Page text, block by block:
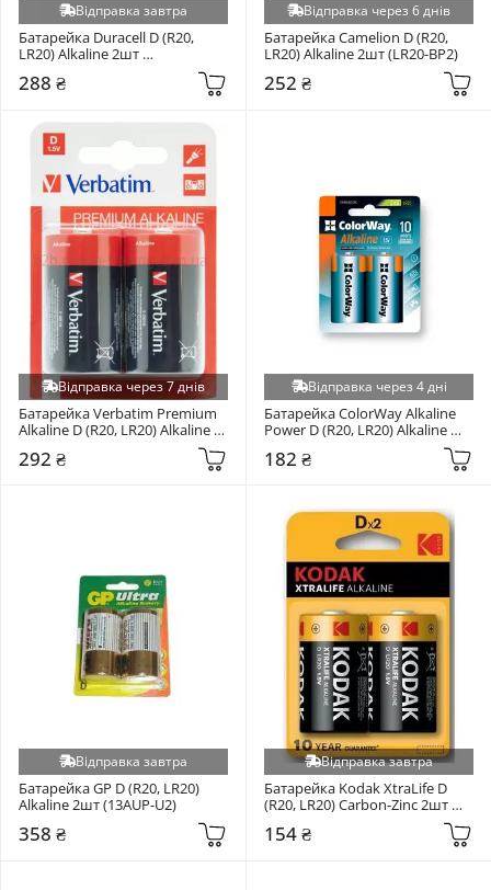
Відправка завтра
Батарейка Duracell D (R20,
LR20) Alkaline 2шт
(5000394052512 / 81483648)
288 ₴
Відправка через 6 днів
Батарейка Camelion D (R20,
LR20) Alkaline 2шт (LR20-BP2)
252 ₴
Відправка через 7 днів
Батарейка Verbatim Premium
Alkaline D (R20, LR20) Alkaline
292 ₴
Відправка через 4 дні
Батарейка ColorWay Alkaline
Power D (R20, LR20) Alkaline
182 ₴
Відправка завтра
Батарейка GP D (R20, LR20)
Alkaline 2шт (13AUP-U2)
358 ₴
Відправка завтра
Батарейка Kodak XtraLife D
(R20, LR20) Carbon-Zinc 2шт
154 ₴